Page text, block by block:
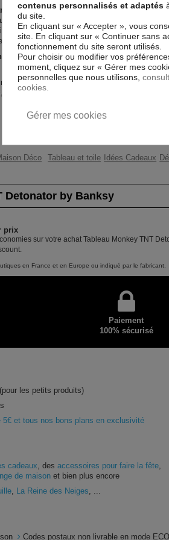
est imprimé sur un papier intissé spécial
avec des détails parfaitement reproduits.
tendue sur un châssis fait de matériaux
tableau immédiatement sans avoir à
by Banksyest résistant aux rayons UV,
et la chambre des enfants.
constituent un moyen simple et pas
il y en a pour tous les goût.
Déco Tableau et toile Idées Cadeaux
Detonator by Banksy
prix
sur votre achat Tableau Monkey TNT
en France et en Europe ou indiqué par le fabricant.
Paiement
100% sécurisé
les petits produits)
et tous nos bons plans en exclusivité
cadeaux , desaccessoires pour faire la fête
de maison et bien plus encore
La Reine des Neiges
Codes postaux non livrable en mode ECO
contenus personnalisés et adaptés
du site.
En cliquant sur « Accepter », vous
site. En cliquant sur « Continuer sans
fonctionnement du site seront utilisés.
Pour choisir ou modifier vos
moment, cliquez sur « Gérer mes
personnelles que nous utilisons,
cookies.
Gérer mes cookies